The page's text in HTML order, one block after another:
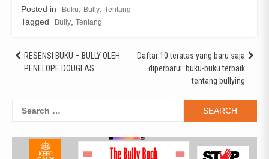
Posted in Buku Bully Tentang
Tagged Bully Tentang
Post
RESENSI BUKU – BULLY OLEH
PENELOPE DOUGLAS
Daftar 10 teratas yang baru saja
diperbarui: buku-buku terbaik
tentang bullying